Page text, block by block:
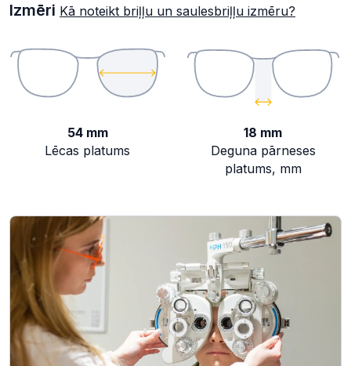
Izmēri Kā noteikt briļļu un saulesbriļļu izmēru?
54 mm
Lēcas platums
18 mm
Deguna pārneses
platums, mm